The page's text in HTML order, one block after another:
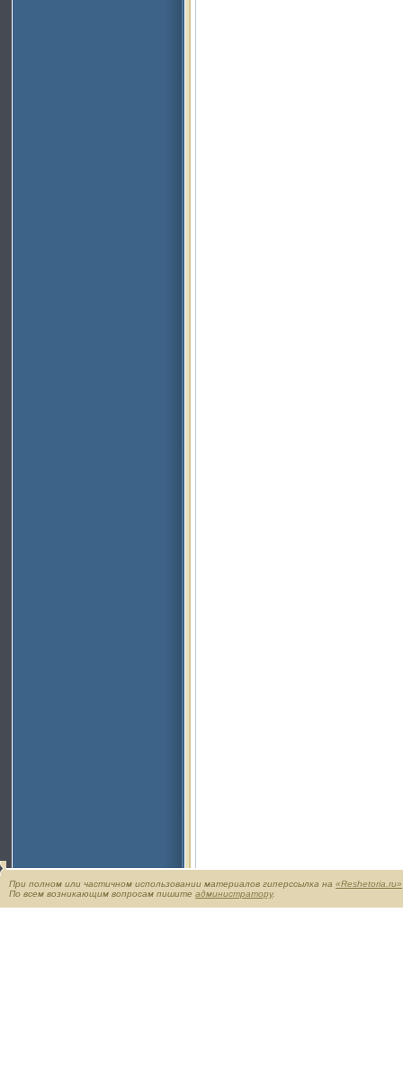
При полном или частичном использовании материалов гиперссылка на «Reshetoria.ru»
По всем возникающим вопросам пишите администратору.